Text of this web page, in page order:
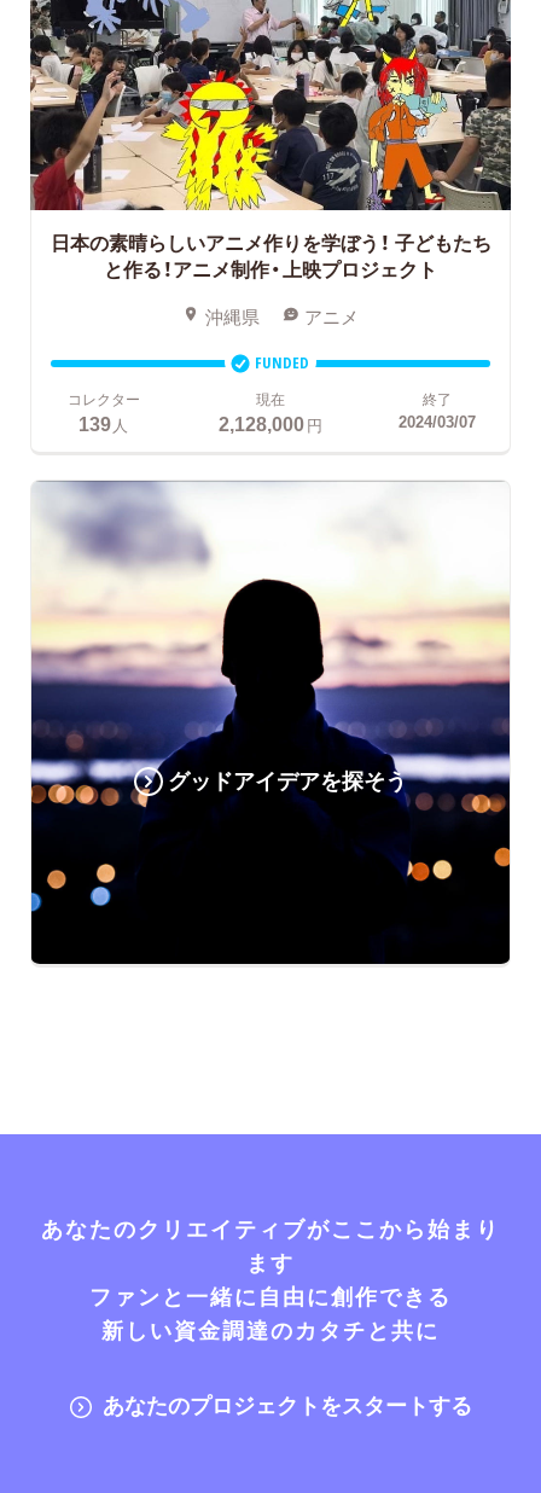
日本の素晴らしいアニメ作りを学ぼう！ 子どもたち
と作る！アニメ制作・上映プロジェクト
沖縄県 アニメ
FUNDED
コレクター
139 人
現在
2,128,000円
終了
2024/03/07
グッドアイデアを探そう
あなたのクリエイティブがここから始まり
ます
ファンと一緒に自由に創作できる
新しい資金調達のカタチと共に
あなたのプロジェクトをスタートする